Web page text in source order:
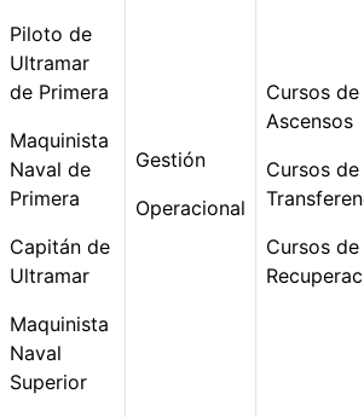
Piloto de
Ultramar
de Primera
Maquinista
Naval de
Primera
Capitán de
Ultramar
Maquinista
Naval
Superior
Gestión
Operacional
Cursos de
Ascensos
Cursos de
Cursos de